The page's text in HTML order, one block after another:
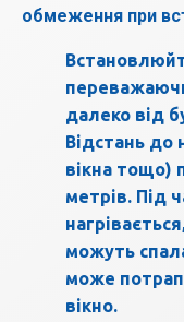
обмеження при
далеко від
Відстань до
вікна тощо)
метрів. Під
можуть
може
вікно.